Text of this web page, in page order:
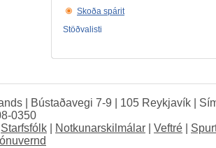
Skoða spárit
Stöðvalisti
| Bústaðavegi 7-9 | 105 Reykjavík |
0350
Starfsfólk Notkunarskilmálar Veftré